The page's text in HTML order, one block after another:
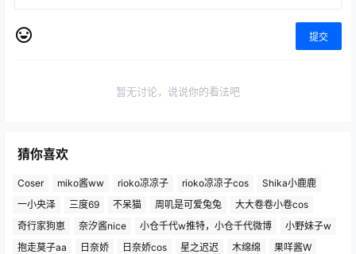
提交
暂无讨论，说说你的看法吧
猜你喜欢
Coser miko酱ww rioko凉凉子 rioko凉凉子cos
Shika小鹿鹿
一小央泽
三度69 不呆猫 周叽是可爱兔兔
大大卷卷小卷cos
奇行家狗崽
奈汐酱nice 小仓千代w推特，小仓千代微博
小野妹子w
抱走莫子aa
日奈娇 日奈娇cos 星之迟迟 木绵绵
果咩酱W